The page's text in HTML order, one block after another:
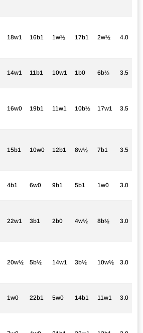
18w1 16b1 1w½ 17b1 2w½ 4.0
14w1 11b1 10w1 1b0 6b½ 3.5
16w0 19b1 11w1 10b½ 17w1 3.5
15b1 10w0 12b1 8w½ 7b1 3.5
4b1 6w0 9b1 5b1 1w0 3.0
22w1 3b1 2b0 4w½ 8b½ 3.0
20w½ 5b½ 14w1 3b½ 10w½ 3.0
1w0 22b1 5w0 14b1 11w1 3.0